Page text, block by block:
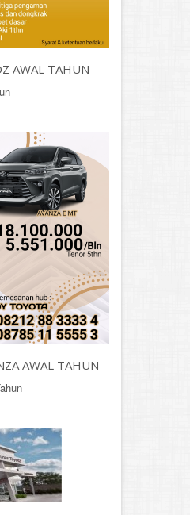
AWAL TAHUN
AWAL TAHUN